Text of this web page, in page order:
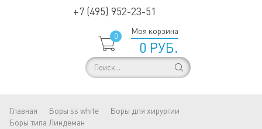
+7 (495) 952-23-51
0
Моя корзина
0 РУБ.
Главная Боры ss white
Боры для хирургии
Боры типа Линдеман